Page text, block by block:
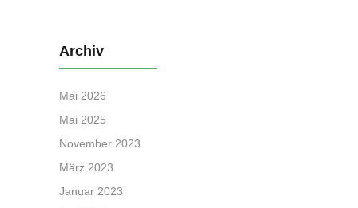
Archiv
Mai 2026
Mai 2025
November 2023
März 2023
Januar 2023